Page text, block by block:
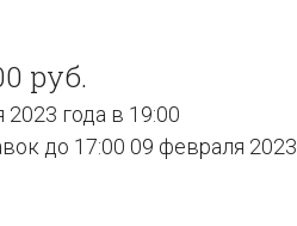
руб.
года в 19:00
до 17:00 09 февраля 2023